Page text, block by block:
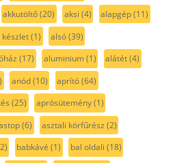
akkutöltő(20) aksi (4) alapgép(11)
(1) alsó(39)
(17) aluminium(1) alátét(4)
anód(10) aprító(64)
(25) aprósütemény(1)
(6) asztali körfűrész (2)
babkávé (1) bal oldali (18)